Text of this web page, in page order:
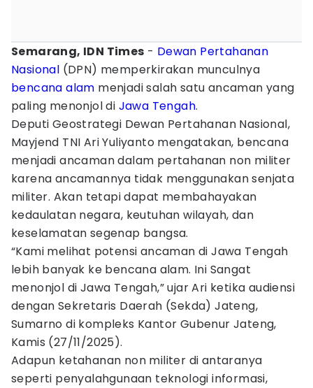
Semarang, IDN Times - Dewan Pertahanan
Nasional (DPN) memperkirakan munculnya
bencana alam menjadi salah satu ancaman yang
paling menonjol di Jawa Tengah.
Deputi Geostrategi Dewan Pertahanan Nasional,
Mayjend TNI Ari Yuliyanto mengatakan, bencana
menjadi ancaman dalam pertahanan non militer
karena ancamannya tidak menggunakan senjata
militer. Akan tetapi dapat membahayakan
kedaulatan negara, keutuhan wilayah, dan
keselamatan segenap bangsa.
“Kami melihat potensi ancaman di Jawa Tengah
lebih banyak ke bencana alam. Ini Sangat
menonjol di Jawa Tengah,” ujar Ari ketika audiensi
dengan Sekretaris Daerah (Sekda) Jateng,
Sumarno di kompleks Kantor Gubenur Jateng,
Kamis (27/11/2025).
Adapun ketahanan non militer di antaranya
seperti penyalahgunaan teknologi informasi,